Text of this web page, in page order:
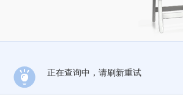
正在查询中，请刷新重试